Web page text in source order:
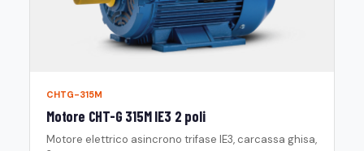
CHTG-315M
Motore CHT-G 315M IE3 2 poli
Motore elettrico asincrono trifase IE3, carcassa ghisa,